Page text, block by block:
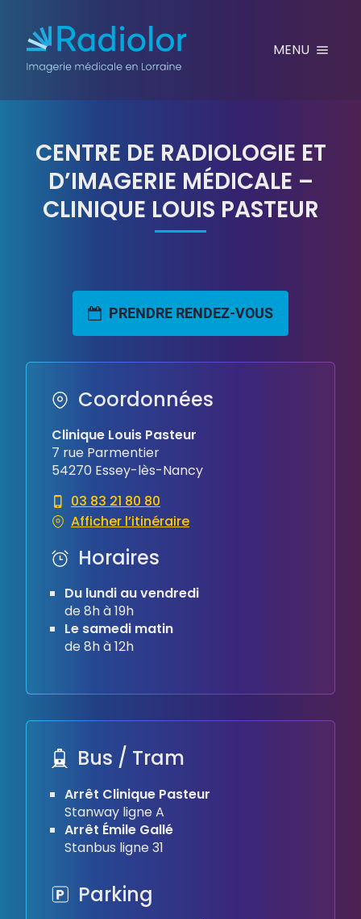
MENU
CENTRE DE RADIOLOGIE ET
D’IMAGERIE MÉDICALE –
CLINIQUE LOUIS PASTEUR
PRENDRE RENDEZ-VOUS
Coordonnées
Clinique Louis Pasteur
7 rue Parmentier
54270 Essey-lès-Nancy
03 83 21 80 80
Afficher l’itinéraire
Horaires
Du lundi au vendredi
de 8h à 19h
Le samedi matin
de 8h à 12h
Bus / Tram
Arrêt Clinique Pasteur
Stanway ligne A
Arrêt Émile Gallé
Stanbus ligne 31
Parking